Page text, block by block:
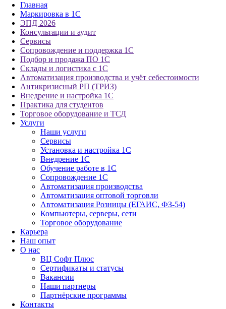
Главная
Маркировка в 1С
ЭПД 2026
Консультации и аудит
Сервисы
Сопровождение и поддержка 1С
Подбор и продажа ПО 1С
Склады и логистика с 1С
Автоматизация производства и учёт себестоимости
Антикризисный РП (ТРИЗ)
Внедрение и настройка 1С
Практика для студентов
Торговое оборудование и ТСД
Услуги
Наши услуги
Сервисы
Установка и настройка 1С
Внедрение 1С
Обучение работе в 1С
Сопровождение 1С
Автоматизация производства
Автоматизация оптовой торговли
Автоматизация Розницы (ЕГАИС, ФЗ-54)
Компьютеры, серверы, сети
Торговое оборудование
Карьера
Наш опыт
О нас
ВЦ Софт Плюс
Сертификаты и статусы
Вакансии
Наши партнеры
Партнёрские программы
Контакты